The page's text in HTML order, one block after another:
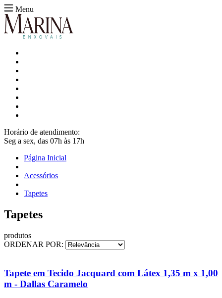
Menu
Horário de atendimento:
Seg a sex, das 07h às 17h
Página Inicial
Acessórios
Tapetes
Tapetes
produtos
ORDENAR POR:
Tapete em Tecido Jacquard com Látex 1,35 m x 1,00
m - Dallas Caramelo